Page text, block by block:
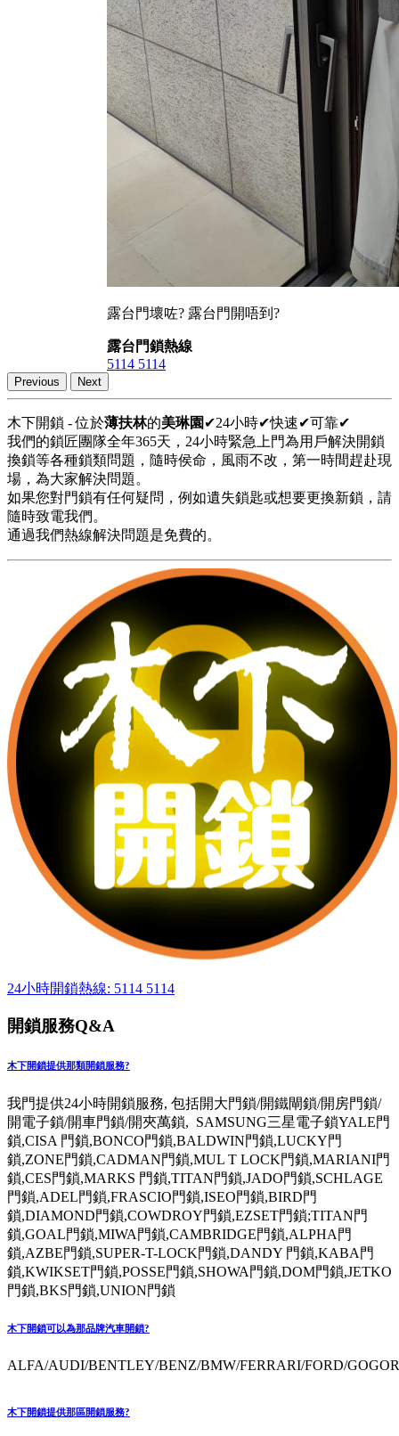
露台門壞咗? 露台門開唔到?
露台門鎖熱線
5114 5114
Previous Next
木下開鎖 - 位於薄扶林的美琳園 ✔24小時✔快速✔可靠✔
我們的鎖匠團隊全年365天，24小時緊急上門為用戶解決開鎖
換鎖等各種鎖類問題，隨時侯命，風雨不改，第一時間趕赴現
場，為大家解決問題。
如果您對門鎖有任何疑問，例如遺失鎖匙或想要更換新鎖，請
隨時致電我們。
通過我們熱線解決問題是免費的。
24小時開鎖熱線: 5114 5114
開鎖服務Q&A
木下開鎖提供那類開鎖服務?
我門提供24小時開鎖服務, 包括開大門鎖/開鐵閘鎖/開房門鎖/
開電子鎖/開車門鎖/開夾萬鎖, SAMSUNG三星電子鎖YALE門
鎖,CISA 門鎖,BONCO門鎖,BALDWIN門鎖,LUCKY門
鎖,ZONE門鎖,CADMAN門鎖,MUL T LOCK門鎖,MARIANI門
鎖,CES門鎖,MARKS 門鎖,TITAN門鎖,JADO門鎖,SCHLAGE
門鎖,ADEL門鎖,FRASCIO門鎖,ISEO門鎖,BIRD門
鎖,DIAMOND門鎖,COWDROY門鎖,EZSET門鎖;TITAN門
鎖,GOAL門鎖,MIWA門鎖,CAMBRIDGE門鎖,ALPHA門
鎖,AZBE門鎖,SUPER-T-LOCK門鎖,DANDY 門鎖,KABA門
鎖,KWIKSET門鎖,POSSE門鎖,SHOWA門鎖,DOM門鎖,JETKO
門鎖,BKS門鎖,UNION門鎖
木下開鎖可以為那品牌汽車開鎖?
ALFA/AUDI/BENTLEY/BENZ/BMW/FERRARI/FORD/
木下開鎖提供那區開鎖服務?